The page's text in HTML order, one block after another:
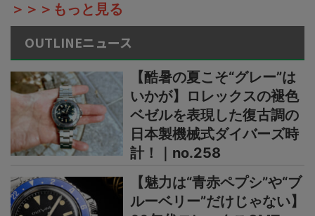
＞＞＞もっと見る
OUTLINEニュース
【酷暑の夏こそ“グレー”は
いかが】ロレックスの褪色
ベゼルを表現した復古調の
日本製機械式ダイバーズ時
計！｜no.258
【魅力は“青赤ペプシ”や“ブ
ルーベリー”だけじゃない】